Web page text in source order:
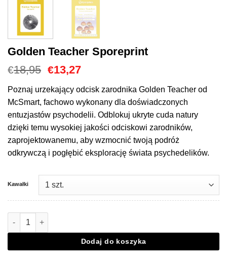
Golden Teacher Sporeprint
€18,95 Cena
wynosiła:
€18,95.
€13,27Aktualna
to:
€13,27.
Poznaj urzekający odcisk zarodnika Golden Teacher od
McSmart, fachowo wykonany dla doświadczonych
entuzjastów psychodelii. Odblokuj ukryte cuda natury
dzięki temu wysokiej jakości odciskowi zarodników,
zaprojektowanemu, aby wzmocnić twoją podróż
odkrywczą i pogłębić eksplorację świata psychedelików.
Kawałki
Ilość Golden Teacher Sporeprint
Dodaj do koszyka